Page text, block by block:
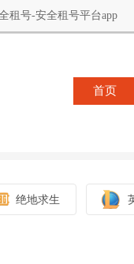
租号-安全租号平台app
首页
绝地求生